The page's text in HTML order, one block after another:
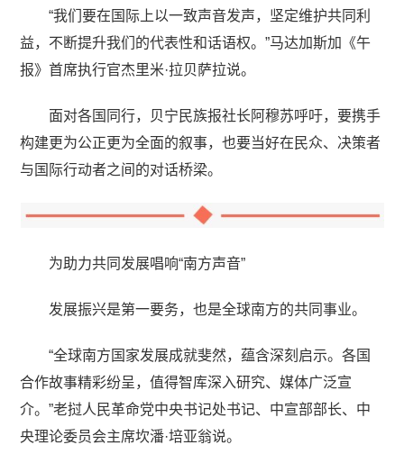
“我们要在国际上以一致声音发声，坚定维护共同利
益，不断提升我们的代表性和话语权。”马达加斯加《午
报》首席执行官杰里米·拉贝萨拉说。
面对各国同行，贝宁民族报社长阿穆苏呼吁，要携手
构建更为公正更为全面的叙事，也要当好在民众、决策者
与国际行动者之间的对话桥梁。
为助力共同发展唱响“南方声音”
发展振兴是第一要务，也是全球南方的共同事业。
“全球南方国家发展成就斐然，蕴含深刻启示。各国
合作故事精彩纷呈，值得智库深入研究、媒体广泛宣
介。”老挝人民革命党中央书记处书记、中宣部部长、中
央理论委员会主席坎潘·培亚翁说。